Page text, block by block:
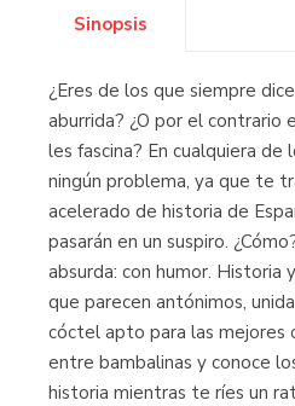
Sinopsis
¿Eres de los que siempre
aburrida? ¿O por el contrario
les fascina? En cualquiera de
ningún problema, ya que te
acelerado de historia de
pasarán en un suspiro.
absurda: con humor. Historia
que parecen antónimos,
cóctel apto para las mejores
entre bambalinas y conoce
historia mientras te ríes un